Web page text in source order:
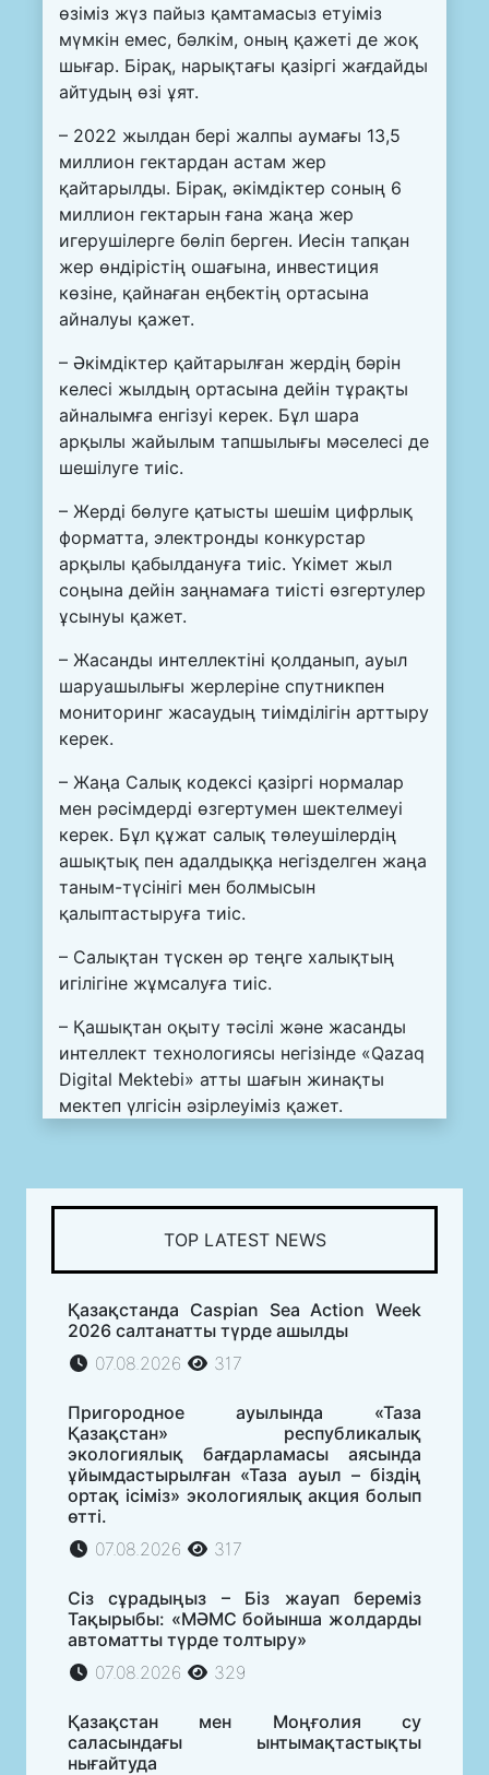
өзіміз жүз пайыз қамтамасыз етуіміз
мүмкін емес, бәлкім, оның қажеті де жоқ
шығар. Бірақ, нарықтағы қазіргі жағдайды
айтудың өзі ұят.
– 2022 жылдан бері жалпы аумағы 13,5
миллион гектардан астам жер
қайтарылды. Бірақ, әкімдіктер соның 6
миллион гектарын ғана жаңа жер
игерушілерге бөліп берген. Иесін тапқан
жер өндірістің ошағына, инвестиция
көзіне, қайнаған еңбектің ортасына
айналуы қажет.
– Әкімдіктер қайтарылған жердің бәрін
келесі жылдың ортасына дейін тұрақты
айналымға енгізуі керек. Бұл шара
арқылы жайылым тапшылығы мәселесі де
шешілуге тиіс.
– Жерді бөлуге қатысты шешім цифрлық
форматта, электронды конкурстар
арқылы қабылдануға тиіс. Үкімет жыл
соңына дейін заңнамаға тиісті өзгертулер
ұсынуы қажет.
– Жасанды интеллектіні қолданып, ауыл
шаруашылығы жерлеріне спутникпен
мониторинг жасаудың тиімділігін арттыру
керек.
– Жаңа Салық кодексі қазіргі нормалар
мен рәсімдерді өзгертумен шектелмеуі
керек. Бұл құжат салық төлеушілердің
ашықтық пен адалдыққа негізделген жаңа
таным-түсінігі мен болмысын
қалыптастыруға тиіс.
– Салықтан түскен әр теңге халықтың
игілігіне жұмсалуға тиіс.
– Қашықтан оқыту тәсілі және жасанды
интеллект технологиясы негізінде «Qazaq
Digital Mektebi» атты шағын жинақты
мектеп үлгісін әзірлеуіміз қажет.
TOP LATEST NEWS
Қазақстанда Caspian Sea Action Week
2026 салтанатты түрде ашылды
07.08.2026
317
Пригородное ауылында «Таза
Қазақстан» республикалық
экологиялық бағдарламасы аясында
ұйымдастырылған «Таза ауыл – біздің
ортақ ісіміз» экологиялық акция болып
өтті.
07.08.2026
317
Сіз сұрадыңыз – Біз жауап береміз
Тақырыбы: «МӘМС бойынша жолдарды
автоматты түрде толтыру»
07.08.2026
329
Қазақстан мен Моңғолия су
саласындағы ынтымақтастықты
нығайтуда